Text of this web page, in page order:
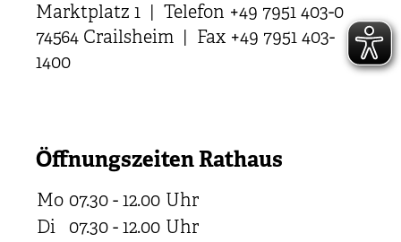
Marktplatz 1 | Telefon +49 7951 403-0
74564 Crailsheim | Fax +49 7951 403-
1400
Öffnungszeiten Rathaus
Mo 07.30 - 12.00 Uhr
Di
07.30 - 12.00 Uhr